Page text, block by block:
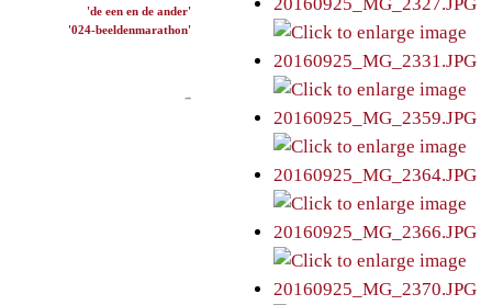
'de een en de ander'
'024-beeldenmarathon'